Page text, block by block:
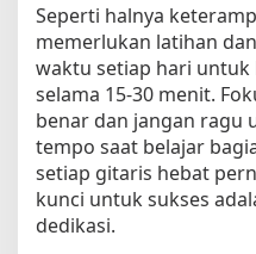
Seperti halnya
memerlukan latihan
waktu setiap hari untuk
selama 15-30 menit.
benar dan jangan ragu
tempo saat belajar
setiap gitaris hebat
kunci untuk sukses
dedikasi.